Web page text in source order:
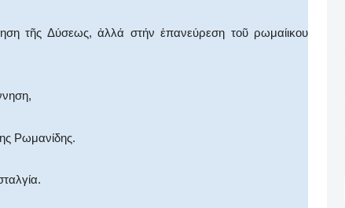
τῆς Δύσεως, ἀλλά στήν ἐπανεύρεση τοῦ ρωμαίικου
Ρωμανίδης.